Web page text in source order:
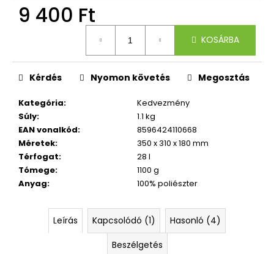
9 400 Ft
KOSÁRBA
Kategória:
Kedvezmény
Súly:
1.1 kg
EAN vonalkód:
8596424110668
Méretek:
350 x 310 x 180 mm
Térfogat:
28 l
Tómege:
1100 g
Anyag: 100% poliészter
Kérdés Nyomon követés Megosztás
Leírás Kapcsolódó (1)
Hasonló (4)
Beszélgetés